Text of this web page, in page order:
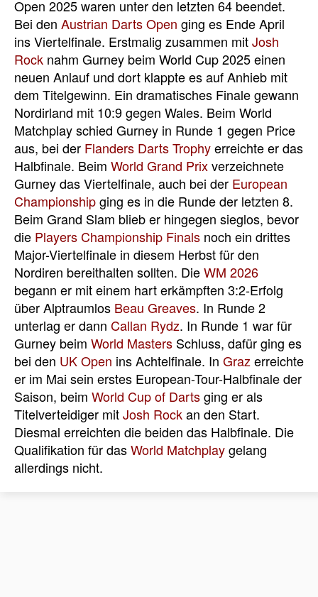
Open 2025 waren unter den letzten 64 beendet.
Bei den Austrian Darts Open ging es Ende April
ins Viertelfinale. Erstmalig zusammen mitJosh
Rock nahm Gurney beim World Cup 2025 einen
neuen Anlauf und dort klappte es auf Anhieb mit
dem Titelgewinn. Ein dramatisches Finale gewann
Nordirland mit 10:9 gegen Wales. Beim World
Matchplay schied Gurney in Runde 1 gegen Price
aus, bei der Flanders Darts Trophyerreichte er das
Halbfinale. Beim World Grand Prixverzeichnete
Gurney das Viertelfinale, auch bei der European
Championshipging es in die Runde der letzten 8.
Beim Grand Slam blieb er hingegen sieglos, bevor
die Players Championship Finals noch ein drittes
Major-Viertelfinale in diesem Herbst für den
Nordiren bereithalten sollten. DieWM 2026
begann er mit einem hart erkämpften 3:2-Erfolg
über Alptraumlos Beau Greaves. In Runde 2
unterlag er dann Callan Rydz. In Runde 1 war für
Gurney beim World Masters Schluss, dafür ging es
bei den UK Open ins Achtelfinale. In Graz erreichte
er im Mai sein erstes European-Tour-Halbfinale der
Saison, beim World Cup of Dartsging er als
Titelverteidiger mitJosh Rockan den Start.
Diesmal erreichten die beiden das Halbfinale. Die
Qualifikation für dasWorld Matchplaygelang
allerdings nicht.